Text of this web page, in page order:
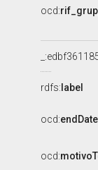
ocd:
rdfs: label
ocd:endDate
ocd: